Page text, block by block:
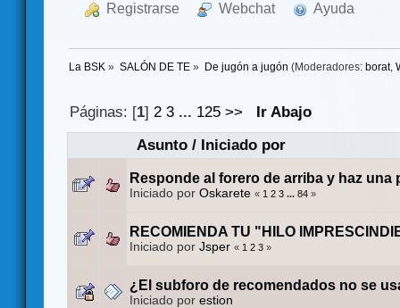
Registrarse Webchat Ayuda
La BSK » SALÓN DE TE » De jugón a jugón (Moderadores: borat,
Páginas: [1]2 3 ... 125 >>
Ir Abajo
Asunto/ Iniciado por
Responde al forero de arriba y haz una
Iniciado por Oskarete « 1 2 3 ... 84 »
RECOMIENDA TU "HILO
Iniciado por Jsper « 1 2 3 »
¿El subforo de recomendados no se
Iniciado por estion